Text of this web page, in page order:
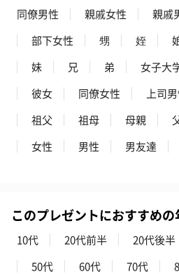
ゼリーバウム カット
（レモン＆紅茶）（432
麦わらパン
（バナナ
スキンケアグッズを同梱してお届けし
同僚男性 親戚女性 親戚
部下女性
甥 姪
妹
兄 弟 女子大
彼女
同僚女性 上司
祖父
祖母 母親
女性
男性 男友達
このプレゼントにおすすめの
10代 20代前半 20代後半
50代
60代 70代